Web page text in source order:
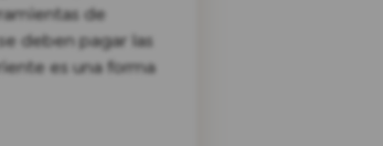
de
deben pagar las
es una forma